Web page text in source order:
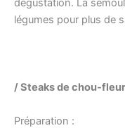
dégustation. La
légumes pour plus de
/ Steaks de chou-fleur
Préparation :